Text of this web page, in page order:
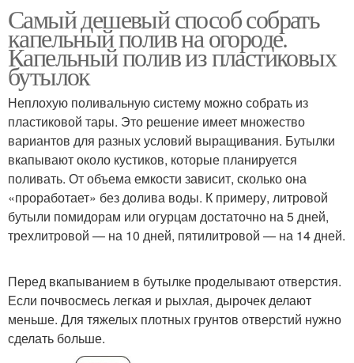
Самый дешевый способ собрать
капельный полив на огороде.
Капельный полив из пластиковых
бутылок
Неплохую поливальную систему можно собрать из
пластиковой тары. Это решение имеет множество
вариантов для разных условий выращивания. Бутылки
вкапывают около кустиков, которые планируется
поливать. От объема емкости зависит, сколько она
«проработает» без долива воды. К примеру, литровой
бутыли помидорам или огурцам достаточно на 5 дней,
трехлитровой — на 10 дней, пятилитровой — на 14 дней.
Перед вкапыванием в бутылке проделывают отверстия.
Если почвосмесь легкая и рыхлая, дырочек делают
меньше. Для тяжелых плотных грунтов отверстий нужно
сделать больше.